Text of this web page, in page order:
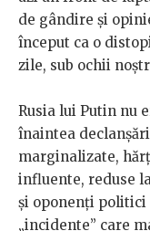
de gândire și
început ca o
zile, sub ochii
Rusia lui Putin nu
înaintea
marginalizate,
influente, reduse
și oponenți
„incidente” care